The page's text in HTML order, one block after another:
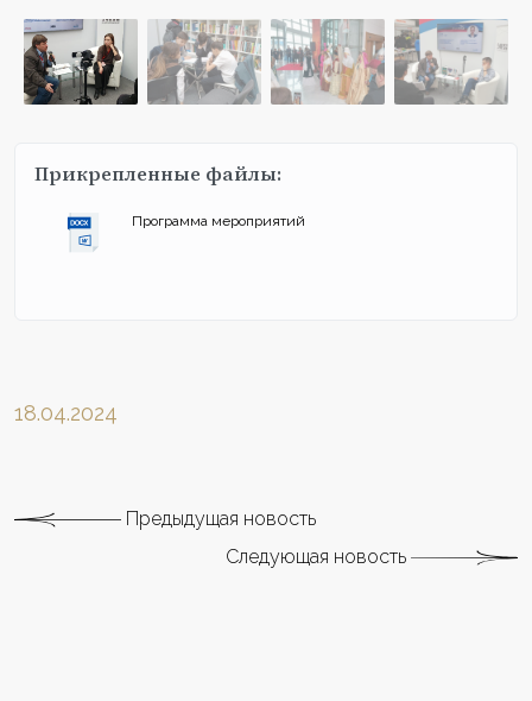
Прикрепленные файлы:
Программа мероприятий
18.04.2024
Предыдущая новость
Следующая новость